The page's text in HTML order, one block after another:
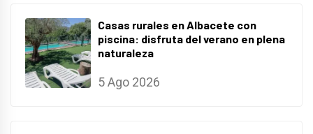
Casas rurales en Albacete con
piscina: disfruta del verano en plena
naturaleza
5 Ago 2026